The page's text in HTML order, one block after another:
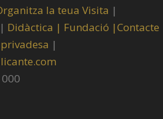
la teua Visita |
| Didàctica | Fundació |Contacte
|